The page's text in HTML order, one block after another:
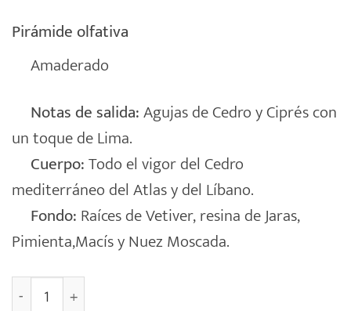
Pirámide olfativa
Amaderado
Notas de salida:Agujas de Cedro y Ciprés con
un toque de Lima.
Cuerpo:Todo el vigor del Cedro
mediterráneo del Atlas y del Líbano.
Fondo: Raíces de Vetiver, resina de Jaras,
Pimienta,Macís y Nuez Moscada.
Sachet Perfumado Armario Percha [CÉDRE] cantidad